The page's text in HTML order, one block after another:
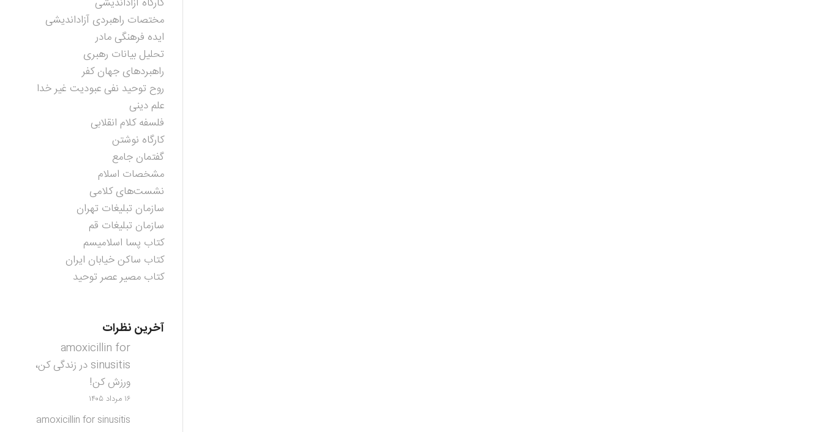
مختصات راهبردی آزاداندیشی
ایده فرهنگی مادر
تحلیل بیانات رهبری
راهبردهای جهان کفر
روح توحید نفی عبودیت غیر خدا
علم دینی
فلسفه کلام انقلابی
کارگاه نوشتن
گفتمان جامع
مشخصات اسلام
نشست‌های کلامی
سازمان تبلیغات تهران
سازمان تبلیغات قم
کتاب پسا اسلامیسم
کتاب ساکن خیابان ایران
کتاب مصیر عصر توحید
آخرین نظرات
amoxicillin for
sinusitis درزندگی کن،
ورزش کن!
۱۶ مرداد ۱۴۰۵
amoxicillin for sinusitis